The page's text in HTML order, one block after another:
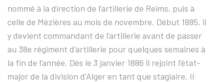
nommé à la direction de l’artillerie de Reims, puis à
celle de Mézières au mois de novembre. Début 1885, il
y devient commandant de l’artillerie avant de passer
au 38e régiment d’artillerie pour quelques semaines à
la fin de l’année. Dès le 3 janvier 1886 il rejoint l’état-
major de la division d’Alger en tant que stagiaire. Il